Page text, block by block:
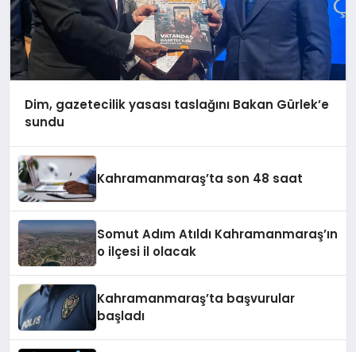
Dim, gazetecilik yasası taslağını Bakan Gürlek’e
sundu
Kahramanmaraş’ta son 48 saat
Somut Adım Atıldı Kahramanmaraş’ın
o ilçesi il olacak
Kahramanmaraş’ta başvurular
başladı